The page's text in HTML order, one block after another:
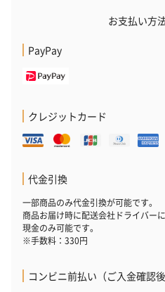
お支払い方
PayPay
クレジットカード
代金引換
一部商品のみ代金引換が可能です。
商品お届け時に配送会社ドライバー
現金のみ可能です。
※手数料：330円
コンビニ前払い（ご入金確認後